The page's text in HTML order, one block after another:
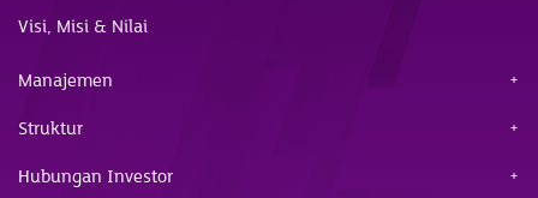
Visi, Misi & Nilai
Manajemen
Struktur
Hubungan Investor